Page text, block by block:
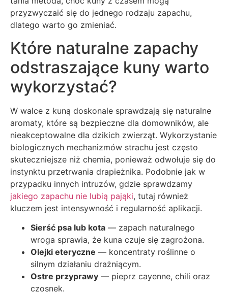
przyzwyczaić się do jednego rodzaju zapachu,
dlatego warto go zmieniać.
Które naturalne zapachy
odstraszające kuny warto
wykorzystać?
W walce z kuną doskonale sprawdzają się naturalne
aromaty, które są bezpieczne dla domowników, ale
nieakceptowalne dla dzikich zwierząt. Wykorzystanie
biologicznych mechanizmów strachu jest często
skuteczniejsze niż chemia, ponieważ odwołuje się do
instynktu przetrwania drapieżnika. Podobnie jak w
przypadku innych intruzów, gdzie sprawdzamy
jakiego zapachu nie lubią pająki, tutaj również
kluczem jest intensywność i regularność aplikacji.
Sierść psa lub kota — zapach naturalnego
wroga sprawia, że kuna czuje się zagrożona.
Olejki eteryczne — koncentraty roślinne o
silnym działaniu drażniącym.
Ostre przyprawy — pieprz cayenne, chili oraz
czosnek.